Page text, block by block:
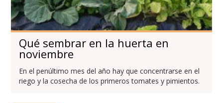
Qué sembrar en la huerta en
noviembre
En el penúltimo mes del año hay que concentrarse en el
riego y la cosecha de los primeros tomates y pimientos.